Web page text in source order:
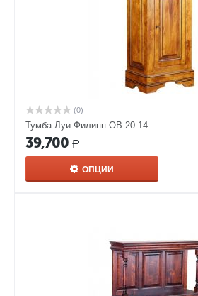
(0)
Тумба Луи Филипп ОВ 20.14
39,700 Р
ОПЦИИ